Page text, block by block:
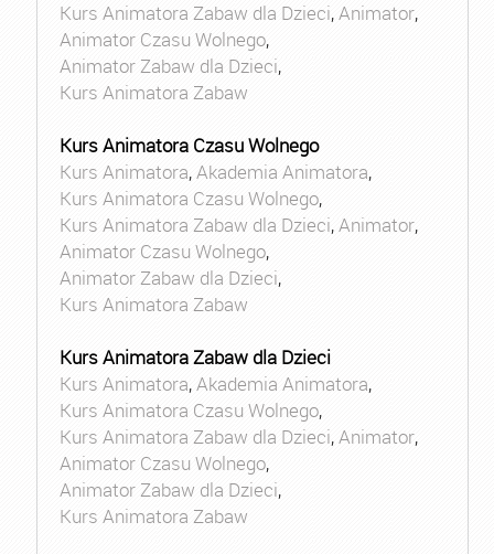
Kurs Animatora Zabaw dla Dzieci,Animator,
Animator Czasu Wolnego,
Animator Zabaw dla Dzieci,
Kurs Animatora Zabaw
Kurs Animatora Czasu Wolnego
Kurs Animatora,Akademia Animatora,
Kurs Animatora Czasu Wolnego,
Kurs Animatora Zabaw dla Dzieci,Animator,
Animator Czasu Wolnego,
Animator Zabaw dla Dzieci,
Kurs Animatora Zabaw
Kurs Animatora Zabaw dla Dzieci
Kurs Animatora,Akademia Animatora,
Kurs Animatora Czasu Wolnego,
Kurs Animatora Zabaw dla Dzieci,Animator,
Animator Czasu Wolnego,
Animator Zabaw dla Dzieci,
Kurs Animatora Zabaw